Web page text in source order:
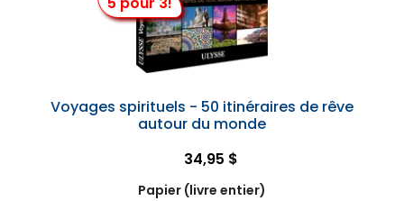
Voyages spirituels - 50 itinéraires de rêve
autour du monde
34,95 $
Papier (livre entier)